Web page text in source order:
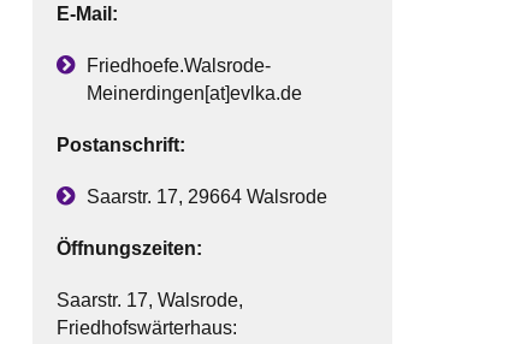
E-Mail:
Friedhoefe.Walsrode-
Meinerdingen[at]evlka.de
Postanschrift:
Saarstr. 17, 29664 Walsrode
Öffnungszeiten:
Saarstr. 17, Walsrode,
Friedhofswärterhaus: